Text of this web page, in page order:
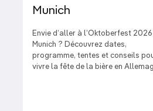
Munich
Envie d’aller à l’Oktoberfest 2026
Munich ? Découvrez dates,
programme, tentes et conseils
vivre la fête de la bière en